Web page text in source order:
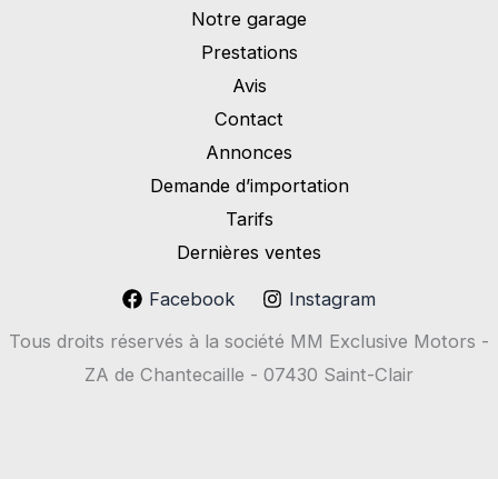
Notre garage
Prestations
Avis
Contact
Annonces
Demande d’importation
Tarifs
Dernières ventes
Facebook
Instagram
Tous droits réservés à la société MM Exclusive Motors -
ZA de Chantecaille - 07430 Saint-Clair